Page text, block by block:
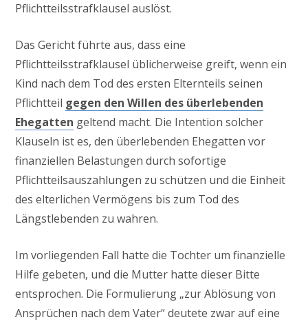
Pflichtteilsstrafklausel auslöst.
Das Gericht führte aus, dass eine
Pflichtteilsstrafklausel üblicherweise greift, wenn ein
Kind nach dem Tod des ersten Elternteils seinen
Pflichtteil gegen den Willen des überlebenden
Ehegatten geltend macht. Die Intention solcher
Klauseln ist es, den überlebenden Ehegatten vor
finanziellen Belastungen durch sofortige
Pflichtteilsauszahlungen zu schützen und die Einheit
des elterlichen Vermögens bis zum Tod des
Längstlebenden zu wahren.
Im vorliegenden Fall hatte die Tochter um finanzielle
Hilfe gebeten, und die Mutter hatte dieser Bitte
entsprochen. Die Formulierung „zur Ablösung von
Ansprüchen nach dem Vater“ deutete zwar auf eine